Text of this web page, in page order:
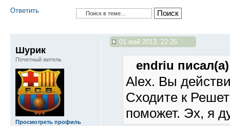
Ответить
01 май 2013, 22:26
endriu
Alex. Вы
Сходите к
поможет. Эх, я
Шурик
Почетный житель
Просмотреть профиль